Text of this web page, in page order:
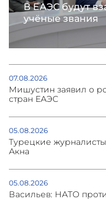
В ЕАЭС будут
учёные звания
07.08.2026
Мишустин заявил о
стран ЕАЭС
05.08.2026
Турецкие
Акна
05.08.2026
Васильев: НАТО